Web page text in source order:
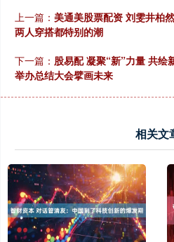
上一篇： 美通美股票配资 刘雯井柏
两人穿搭都特别的潮
下一篇： 股易配 凝聚“新”力量 共绘
举办总结大会擘画未来
相关文